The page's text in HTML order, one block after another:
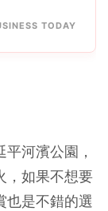
TODAY
河濱公園，
，如果不想要
也是不錯的選